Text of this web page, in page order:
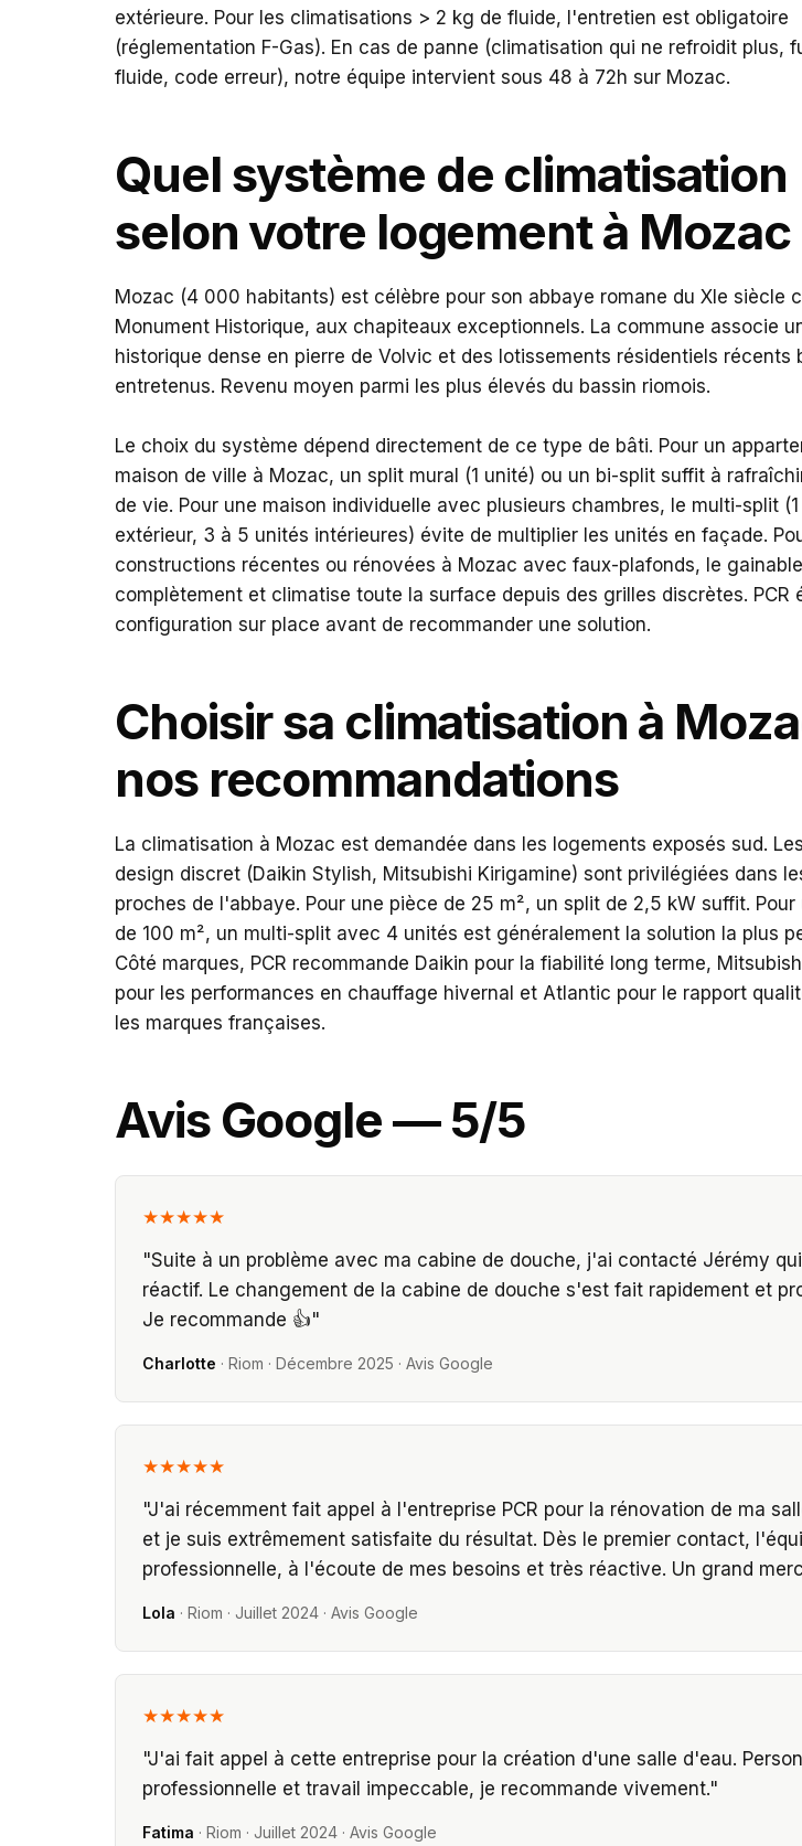
extérieure. Pour les climatisations > 2 kg de fluide, l'entretien est obligatoire
(réglementation F-Gas). En cas de panne (climatisation qui ne refroidit plus,
fluide, code erreur), notre équipe intervient sous 48 à 72h sur Mozac.
Quel système de climatisation
selon votre logement à Mozac
Mozac (4 000 habitants) est célèbre pour son abbaye romane du XIe siècle
Monument Historique, aux chapiteaux exceptionnels. La commune associe
historique dense en pierre de Volvic et des lotissements résidentiels récents
entretenus. Revenu moyen parmi les plus élevés du bassin riomois.
Le choix du système dépend directement de ce type de bâti. Pour un
maison de ville à Mozac, un split mural (1 unité) ou un bi-split suffit à
de vie. Pour une maison individuelle avec plusieurs chambres, le multi-split
extérieur, 3 à 5 unités intérieures) évite de multiplier les unités en façade.
constructions récentes ou rénovées à Mozac avec faux-plafonds, le
complètement et climatise toute la surface depuis des grilles discrètes. PCR
configuration sur place avant de recommander une solution.
Choisir sa climatisation à
nos recommandations
La climatisation à Mozac est demandée dans les logements exposés sud.
design discret (Daikin Stylish, Mitsubishi Kirigamine) sont privilégiées dans
proches de l'abbaye. Pour une pièce de 25 m², un split de 2,5 kW suffit. Pour
de 100 m², un multi-split avec 4 unités est généralement la solution la plus
Côté marques, PCR recommande Daikin pour la fiabilité long terme,
pour les performances en chauffage hivernal et Atlantic pour le rapport
les marques françaises.
Avis Google — 5/5
★★★★★
"Suite à un problème avec ma cabine de douche, j'ai contacté Jérémy
réactif. Le changement de la cabine de douche s'est fait rapidement et
Je recommande 👍"
Charlotte · Riom · Décembre 2025 · Avis Google
★★★★★
"J'ai récemment fait appel à l'entreprise PCR pour la rénovation de ma
et je suis extrêmement satisfaite du résultat. Dès le premier contact,
professionnelle, à l'écoute de mes besoins et très réactive. Un grand
Lola · Riom · Juillet 2024 · Avis Google
★★★★★
"J'ai fait appel à cette entreprise pour la création d'une salle d'eau.
professionnelle et travail impeccable, je recommande vivement."
Fatima · Riom · Juillet 2024 · Avis Google